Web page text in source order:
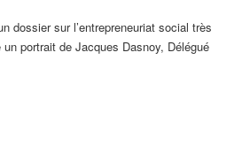
dossier sur l’entrepreneuriat social très
portrait de Jacques Dasnoy, Délégué